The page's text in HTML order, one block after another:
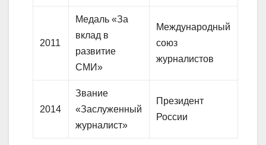
2011
Медаль «За
вклад в
развитие
СМИ»
Международный
союз
журналистов
2014
Звание
«Заслуженный
журналист»
Президент
России